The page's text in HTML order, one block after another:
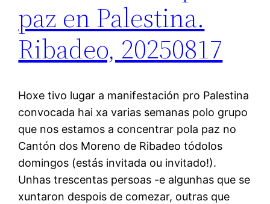
paz en Palestina.
Ribadeo, 20250817
Hoxe tivo lugar a manifestación pro Palestina
convocada hai xa varias semanas polo grupo
que nos estamos a concentrar pola paz no
Cantón dos Moreno de Ribadeo tódolos
domingos (estás invitada ou invitado!).
Unhas trescentas persoas -e algunhas que se
xuntaron despois de comezar, outras que